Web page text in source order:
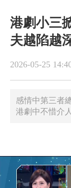
港劇小三
夫越陷越
2026-05-25
感情中第三者
港劇中不惜介